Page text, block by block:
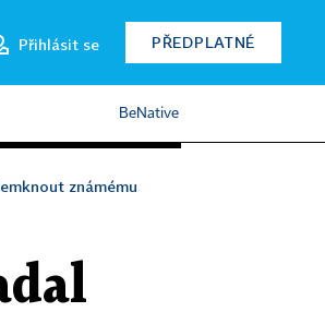
Přihlásit se PŘEDPLATNÉ
BeNative
známému